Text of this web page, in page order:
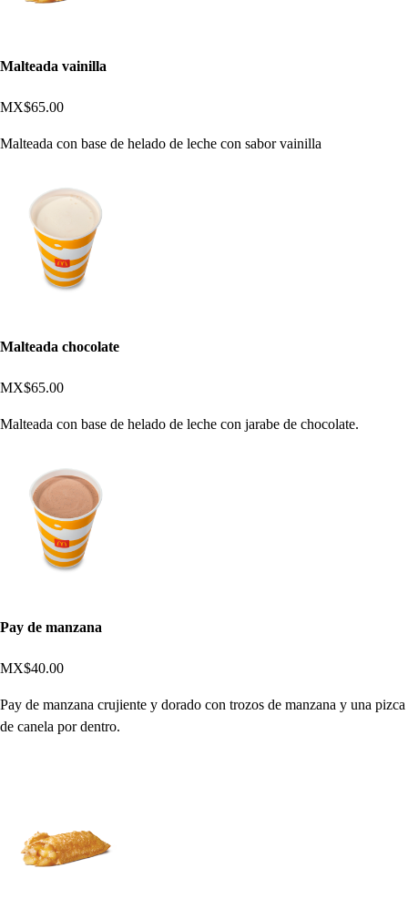
Malteada vainilla
MX$65.00
Malteada con base de helado de leche con sabor vainilla
Malteada chocolate
MX$65.00
Malteada con base de helado de leche con jarabe de chocolate.
Pay de manzana
MX$40.00
Pay de manzana crujiente y dorado con trozos de manzana y una pizca
de canela por dentro.